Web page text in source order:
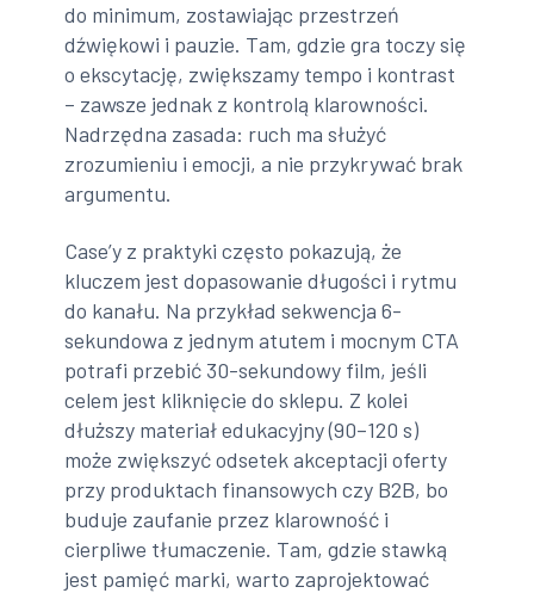
do minimum, zostawiając przestrzeń
dźwiękowi i pauzie. Tam, gdzie gra toczy się
o ekscytację, zwiększamy tempo i kontrast
– zawsze jednak z kontrolą klarowności.
Nadrzędna zasada: ruch ma służyć
zrozumieniu i emocji, a nie przykrywać brak
argumentu.
Case’y z praktyki często pokazują, że
kluczem jest dopasowanie długości i rytmu
do kanału. Na przykład sekwencja 6-
sekundowa z jednym atutem i mocnym CTA
potrafi przebić 30-sekundowy film, jeśli
celem jest kliknięcie do sklepu. Z kolei
dłuższy materiał edukacyjny (90–120 s)
może zwiększyć odsetek akceptacji oferty
przy produktach finansowych czy B2B, bo
buduje zaufanie przez klarowność i
cierpliwe tłumaczenie. Tam, gdzie stawką
jest pamięć marki, warto zaprojektować